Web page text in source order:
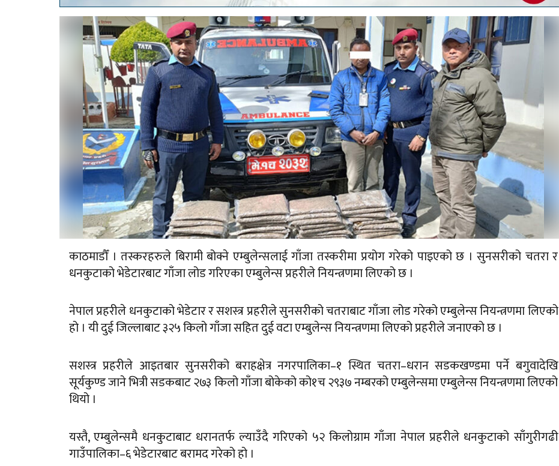
काठमाडौँ । तस्करहरुले बिरामी बोक्ने एम्बुलेन्सलाई गाँजा तस्करीमा प्रयोग गरेको पाइएको छ । सुनसरीको चतरा र
धनकुटाको भेडेटारबाट गाँजा लोड गरिएका एम्बुलेन्स प्रहरीले नियन्त्रणमा लिएको छ ।
नेपाल प्रहरीले धनकुटाको भेडेटार र सशस्त्र प्रहरीले सुनसरीको चतराबाट गाँजा लोड गरेको एम्बुलेन्स नियन्त्रणमा लिएको
हो । यी दुई जिल्लाबाट ३२५ किलो गाँजा सहित दुई वटा एम्बुलेन्स नियन्त्रणमा लिएको प्रहरीले जनाएको छ ।
सशस्त्र प्रहरीले आइतबार सुनसरीको बराहक्षेत्र नगरपालिका–१ स्थित चतरा–धरान सडकखण्डमा पर्ने बगुवादेखि
सूर्यकुण्ड जाने भित्री सडकबाट २७३ किलो गाँजा बोकेको को१च २९३७ नम्बरको एम्बुलेन्समा एम्बुलेन्स नियन्त्रणमा लिएको
थियो ।
यस्तै, एम्बुलेन्समै धनकुटाबाट धरानतर्फ ल्याउँदै गरिएको ५२ किलोग्राम गाँजा नेपाल प्रहरीले धनकुटाको साँगुरीगढी
गाउँपालिका–६ भेडेटारबाट बरामद गरेको हो ।